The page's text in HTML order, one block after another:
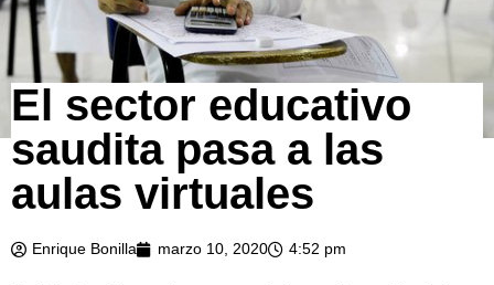
El sector educativo
saudita pasa a las
aulas virtuales
Enrique Bonilla marzo 10, 2020 4:52 pm